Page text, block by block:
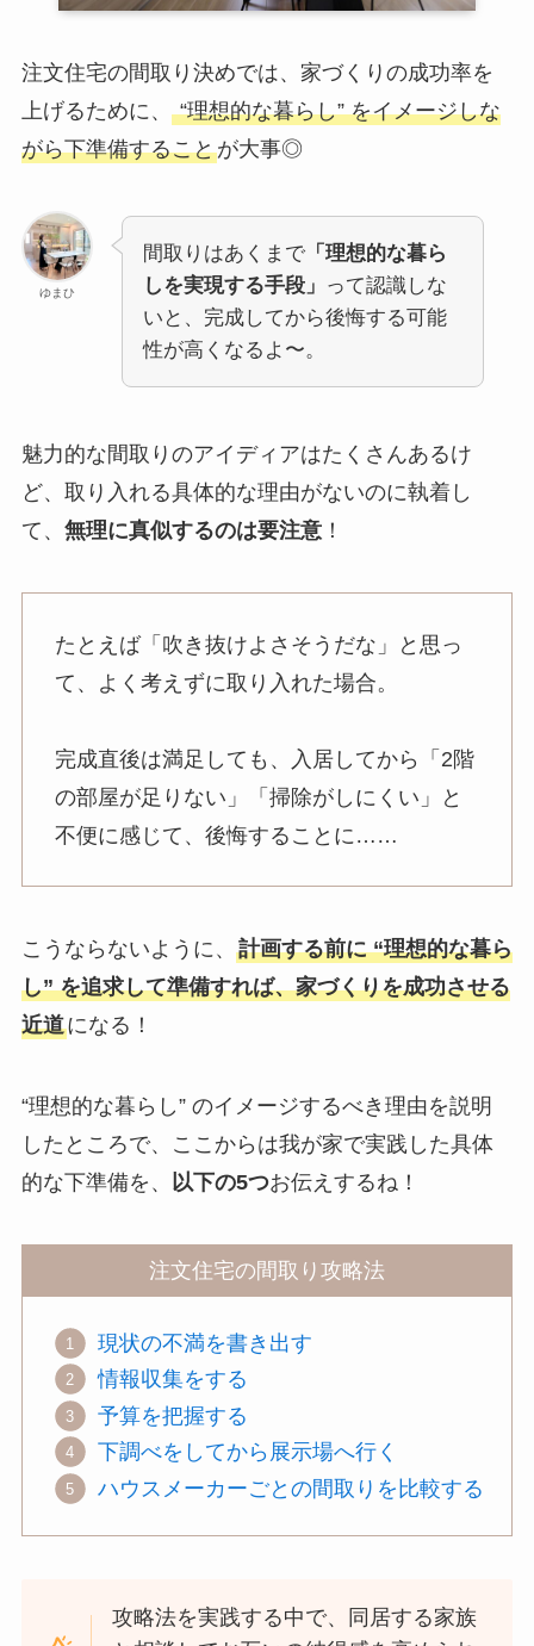
注文住宅の間取り決めでは、家づくりの成功率を
上げるために、 “理想的な暮らし” をイメージしな
がら下準備することが大事◎
ゆまひ
間取りはあくまで「理想的な暮ら
しを実現する手段」 って認識しな
いと、完成してから後悔する可能
性が高くなるよ〜。
魅力的な間取りのアイディアはたくさんあるけ
ど、取り入れる具体的な理由がないのに執着し
て、 無理に真似するのは要注意！
たとえば「吹き抜けよさそうだな」と思っ
て、よく考えずに取り入れた場合。
完成直後は満足しても、入居してから「2階
の部屋が足りない」「掃除がしにくい」と
不便に感じて、後悔することに……
こうならないように、 計画する前に “理想的な暮ら
し” を追求して準備すれば、家づくりを成功させる
近道になる！
“理想的な暮らし” のイメージするべき理由を説明
したところで、ここからは我が家で実践した具体
的な下準備を、 以下の5つお伝えするね！
注文住宅の間取り攻略法
現状の不満を書き出す
情報収集をする
予算を把握する
下調べをしてから展示場へ行く
ハウスメーカーごとの間取りを比較する
攻略法を実践する中で、同居する家族